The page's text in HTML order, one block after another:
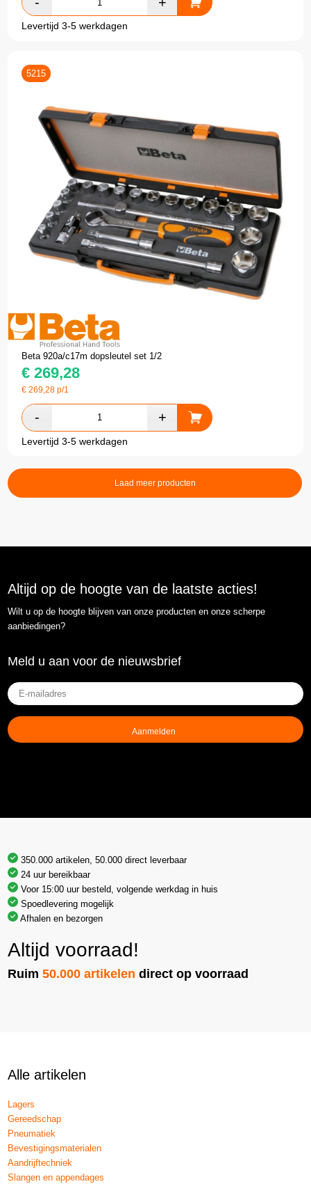
Levertijd 3-5 werkdagen
5215
Beta 920a/c17m dopsleutel set 1/2
€ 269,28
€269,28 p/1
Levertijd 3-5 werkdagen
Laad meer producten
Altijd op de hoogte van de laatste acties!
Wilt u op de hoogte blijven van onze producten en onze scherpe
aanbiedingen?
Meld u aan voor de nieuwsbrief
E-
mailadres
(Vereist)
350.000 artikelen, 50.000 direct leverbaar
24 uur bereikbaar
Voor 15:00 uur besteld, volgende werkdag in huis
Spoedlevering mogelijk
Afhalen en bezorgen
Altijd voorraad!
Ruim50.000 artikelen direct op voorraad
Alle artikelen
Lagers
Gereedschap
Pneumatiek
Bevestigingsmaterialen
Aandrijftechniek
Slangen en appendages